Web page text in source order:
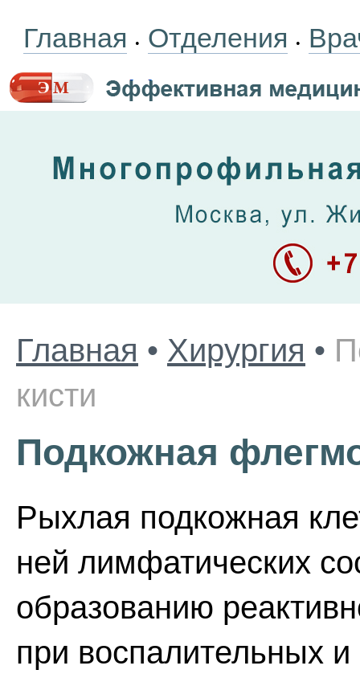
Главная • Отделения •
Главная • Хирургия •
кисти
Подкожная
Рыхлая подкожная
ней лимфатических
образованию
при воспалительных